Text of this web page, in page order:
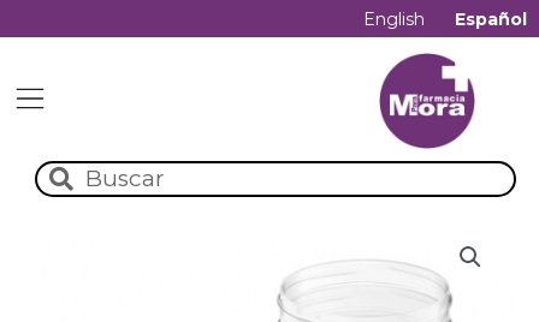
English Español